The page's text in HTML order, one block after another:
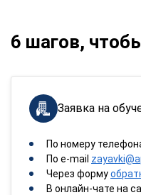
6 шагов,
Заявка на
По номеру
По e-mail
Через форму
В онлайн-чате на